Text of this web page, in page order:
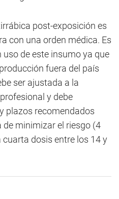
post-exposición es
con una orden médica. Es
de este insumo ya que
fuera del país
ser ajustada a la
y debe
plazos recomendados
minimizar el riesgo (4
cuarta dosis entre los 14 y